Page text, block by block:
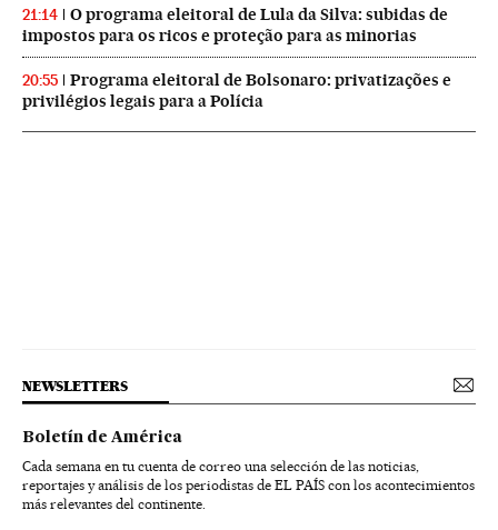
21:14
O programa eleitoral de Lula da Silva: subidas de
impostos para os ricos e proteção para as minorias
20:55
Programa eleitoral de Bolsonaro: privatizações e
privilégios legais para a Polícia
NEWSLETTERS
Boletín de América
Cada semana en tu cuenta de correo una selección de las noticias,
reportajes y análisis de los periodistas de EL PAÍS con los acontecimientos
más relevantes del continente.